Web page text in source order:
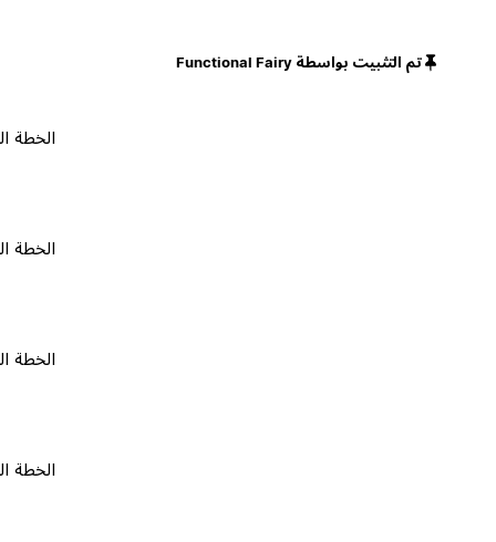
تم التثبيت بواسطة Functional Fairy
الخطة المجانية
الخطة المجانية
الخطة المجانية
الخطة المجانية